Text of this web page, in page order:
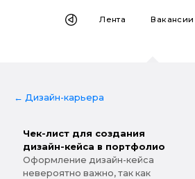
Лента
← Дизайн-карьера
Чек-лист для создания
дизайн-кейса в портфолио
Оформление дизайн-кейса
невероятно важно, так как